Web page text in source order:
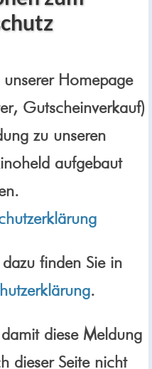
Homepage
Gutscheinverkauf)
zu unseren
aufgebaut
finden Sie in
.
diese Meldung
dieser Seite nicht